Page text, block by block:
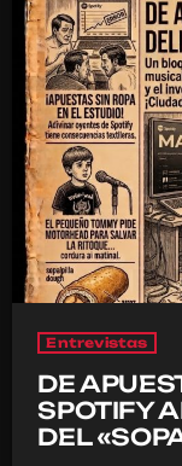
Entrevistas
DE
SPOTIFY
DEL